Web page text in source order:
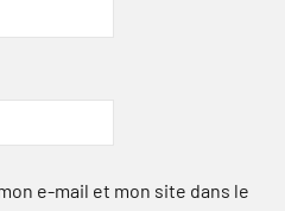
e-mail et mon site dans le